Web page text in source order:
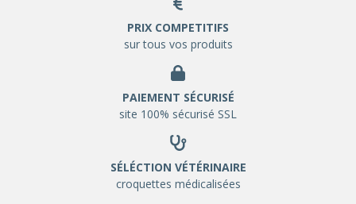
PRIX COMPETITIFS
sur tous vos produits
PAIEMENT SÉCURISÉ
site 100% sécurisé SSL
SÉLÉCTION VÉTÉRINAIRE
croquettes médicalisées